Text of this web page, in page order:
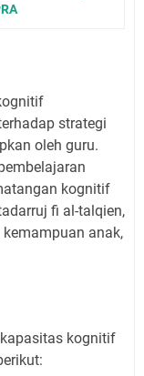
strategi
oleh guru.
kognitif
fi al-talqien,
anak,
kognitif